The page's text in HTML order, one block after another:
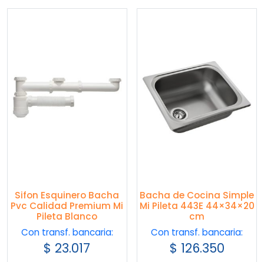
Sifon Esquinero Bacha
Pvc Calidad Premium Mi
Pileta Blanco
Con transf. bancaria:
$ 23.017
Bacha de Cocina Simple
Mi Pileta 443E 44×34×20
cm
Con transf. bancaria:
$ 126.350